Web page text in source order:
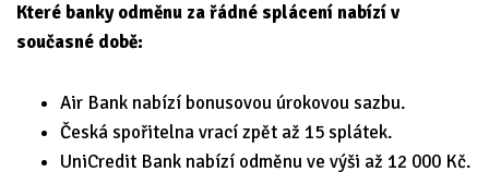
Které banky odměnu za řádné splácení nabízí v
současné době:
Air Bank nabízí bonusovou úrokovou sazbu.
Česká spořitelna vrací zpět až 15 splátek.
UniCredit Bank nabízí odměnu ve výši až 12 000 Kč.